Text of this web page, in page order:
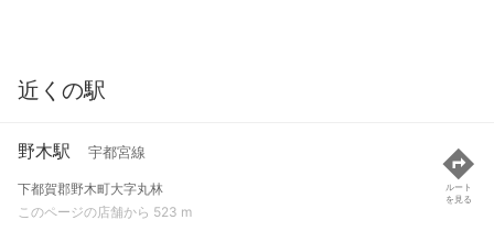
近くの駅
野木駅 宇都宮線
下都賀郡野木町大字丸林
このページの店舗から 523 m
ルート
を見る